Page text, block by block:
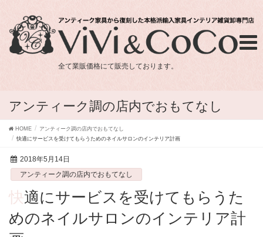
全て業販価格にて販売しております。
アンティーク調の店内でおもてなし
HOME
アンティーク調の店内でおもてなし
快適にサービスを受けてもらうためのネイルサロンのインテリア計画
2018年5月14日
アンティーク調の店内でおもてなし
快適にサービスを受けてもらうた
めのネイルサロンのインテリア計